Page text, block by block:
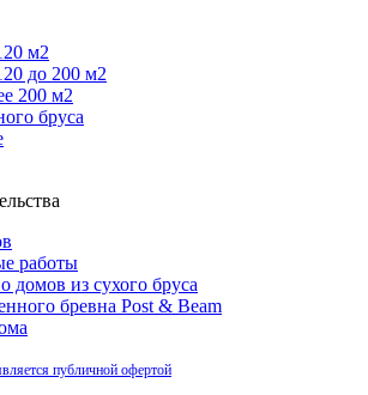
м2
до 200 м2
200 м2
бруса
работы
домов из сухого бруса
бревна Post & Beam
публичной офертой